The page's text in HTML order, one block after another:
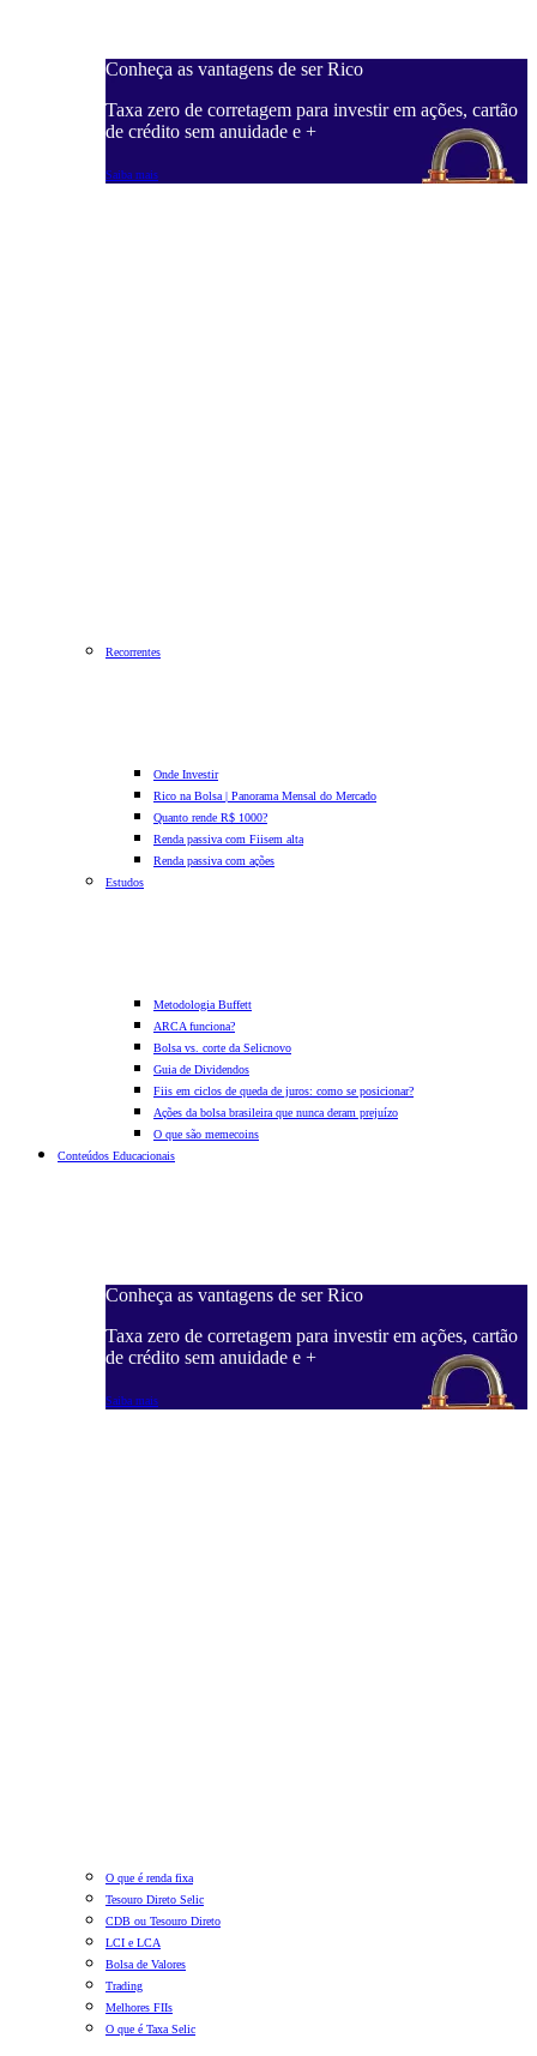
Conheça as vantagens de ser Rico
Taxa zero de corretagem para investir em ações, cartão
de crédito sem anuidade e +
Saiba mais
Recorrentes
Onde Investir
Rico na Bolsa | Panorama Mensal do Mercado
Quanto rende R$ 1000?
Renda passiva com Fiisem alta
Renda passiva com ações
Estudos
Metodologia Buffett
ARCA funciona?
Bolsa vs. corte da Selicnovo
Guia de Dividendos
Fiis em ciclos de queda de juros: como se posicionar?
Ações da bolsa brasileira que nunca deram prejuízo
O que são memecoins
Conteúdos Educacionais
Conheça as vantagens de ser Rico
Taxa zero de corretagem para investir em ações, cartão
de crédito sem anuidade e +
Saiba mais
O que é renda fixa
Tesouro Direto Selic
CDB ou Tesouro Direto
LCI e LCA
Bolsa de Valores
Trading
Melhores FIIs
O que é Taxa Selic